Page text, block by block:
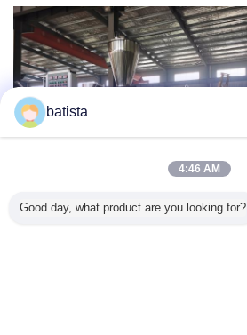
batista
4:46 AM
Good day, what product are you looking for?